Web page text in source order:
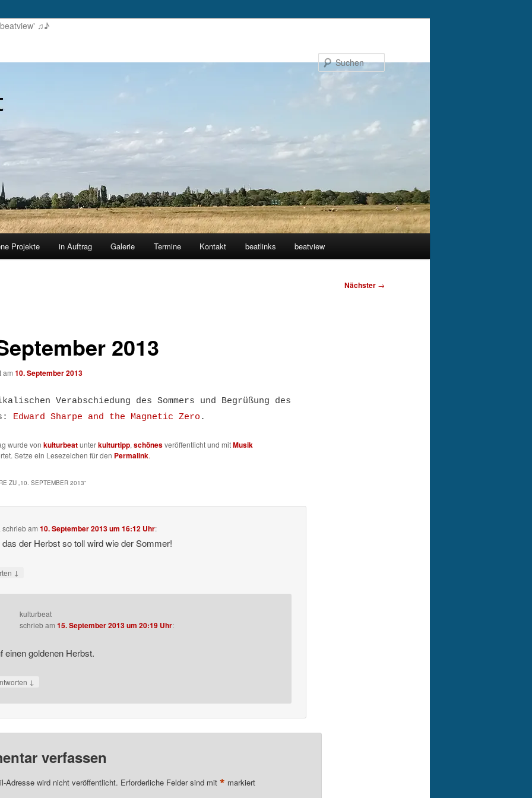
♫♪
Suchen
Projekte in Auftrag Galerie Termine Kontakt beatlinks beatview
Nächster →
2013
am 10. September 2013
Verabschiedung des Sommers und Begrüßung des
Edward Sharpe and the Magnetic Zero .
wurde von kulturbeatunterkulturtipp, schönesveröffentlicht und mitMusik
Setze ein Lesezeichen für den Permalink.
ZU „10. SEPTEMBER 2013“
schriebam10. September 2013 um 16:12 Uhr:
das der Herbst so toll wird wie der Sommer!
↓
kulturbeat
schriebam 15. September 2013 um 20:19 Uhr:
einen goldenen Herbst.
↓
verfassen
Adresse wird nicht veröffentlicht. Erforderliche Felder sind mit * markiert